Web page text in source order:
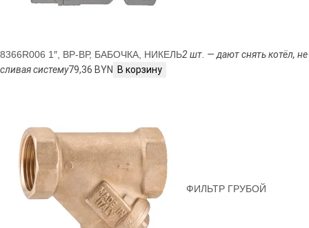
8366R006 1″, ВР-ВР, БАБОЧКА, НИКЕЛЬ2 шт. — дают снять котёл, не
сливая систему79,36 BYN В корзину
ФИЛЬТР ГРУБОЙ